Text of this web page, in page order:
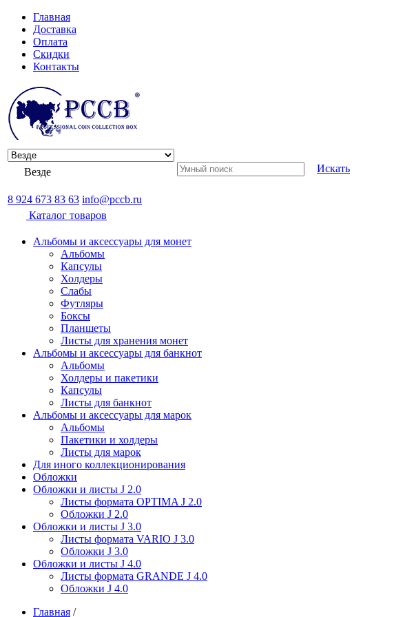
Главная
Доставка
Оплата
Скидки
Контакты
Везде Искать
8 924 673 83 63 info@pccb.ru
Каталог товаров
Альбомы и аксессуары для монет
Альбомы
Капсулы
Холдеры
Слабы
Футляры
Боксы
Планшеты
Листы для хранения монет
Альбомы и аксессуары для банкнот
Альбомы
Холдеры и пакетики
Капсулы
Листы для банкнот
Альбомы и аксессуары для марок
Альбомы
Пакетики и холдеры
Листы для марок
Для иного коллекционирования
Обложки
Обложки и листы J 2.0
Листы формата OPTIMA J 2.0
Обложки J 2.0
Обложки и листы J 3.0
Листы формата VARIO J 3.0
Обложки J 3.0
Обложки и листы J 4.0
Листы формата GRANDE J 4.0
Обложки J 4.0
Главная /